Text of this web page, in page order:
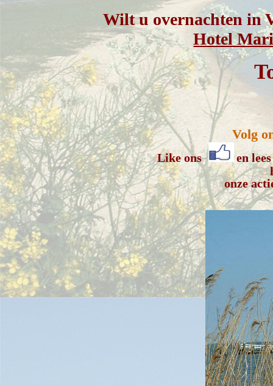
Wilt u overnachten in
Hotel
Volg
Like ons
en
onze